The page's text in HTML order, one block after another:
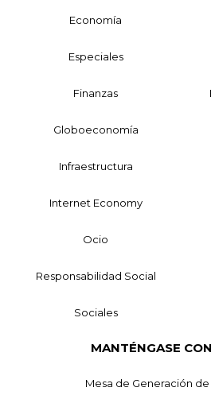
Economía
Especiales
Finanzas
Globoeconomía
Infraestructura
Internet Economy
Ocio
Responsabilidad Social
Sociales
MANTÉNGASE
Mesa de Generación